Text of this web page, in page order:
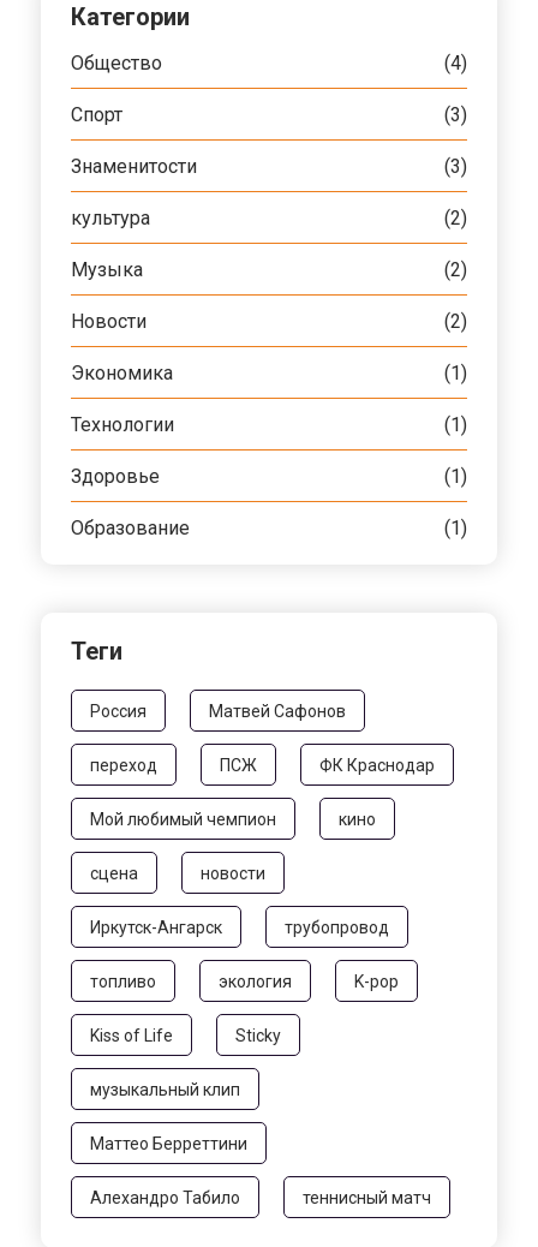
Категории
Общество (4)
Спорт (3)
Знаменитости (3)
культура (2)
Музыка (2)
Новости (2)
Экономика (1)
Технологии (1)
Здоровье (1)
Образование (1)
Теги
Россия Матвей Сафонов
переход ПСЖ ФК Краснодар
Мой любимый чемпион кино
сцена новости
Иркутск-Ангарск трубопровод
топливо экология K-pop
Kiss of Life Sticky
музыкальный клип
Маттео Берреттини
Алехандро Табило теннисный матч